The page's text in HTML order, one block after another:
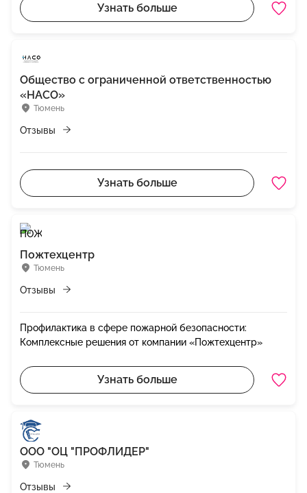
Узнать больше
Тюмень
Общество с ограниченной ответственностью
«НАСО»
Отзывы
Узнать больше
Тюмень
Пожтехцентр
Отзывы
Профилактика в сфере пожарной безопасности:
Комплексные решения от компании «Пожтехцентр»
Узнать больше
Тюмень
ООО "ОЦ "ПРОФЛИДЕР"
Отзывы